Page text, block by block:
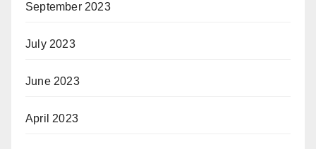
September 2023
July 2023
June 2023
April 2023